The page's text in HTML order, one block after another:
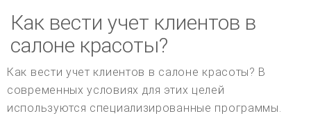
Как вести учет клиентов в
салоне красоты?
Как вести учет клиентов в салоне красоты? В
современных условиях для этих целей
используются специализированные программы.